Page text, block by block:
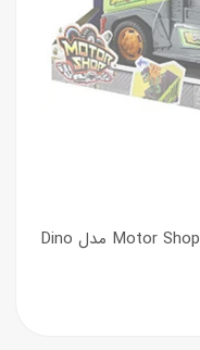
ست بازی کامیون جابه‌جایی دایناسور Motor Shop مدل Dino